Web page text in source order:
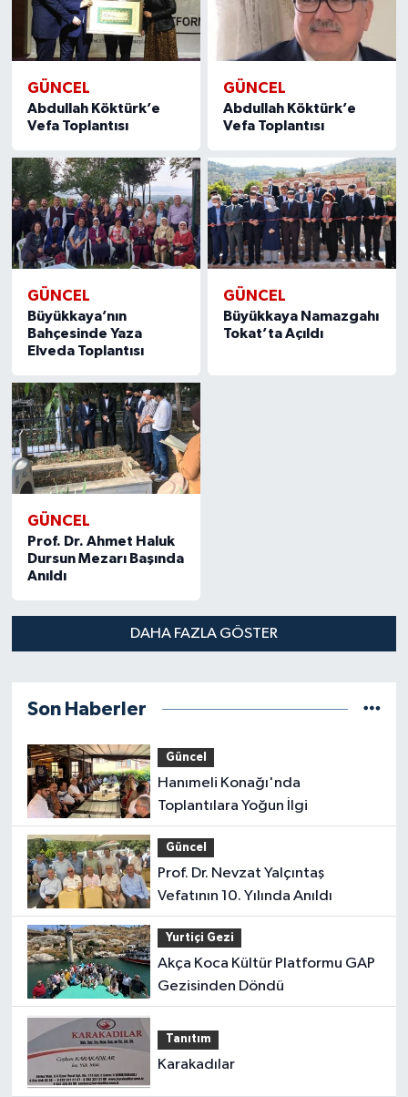
GÜNCEL
Abdullah Köktürk’e
Vefa Toplantısı
GÜNCEL
Abdullah Köktürk’e
Vefa Toplantısı
GÜNCEL
Büyükkaya’nın
Bahçesinde Yaza
Elveda Toplantısı
GÜNCEL
Büyükkaya Namazgahı
Tokat’ta Açıldı
GÜNCEL
Prof. Dr. Ahmet Haluk
Dursun Mezarı Başında
Anıldı
DAHA FAZLA GÖSTER
Son Haberler
Güncel
Hanımeli Konağı'nda
Toplantılara Yoğun İlgi
Güncel
Prof. Dr. Nevzat Yalçıntaş
Vefatının 10. Yılında Anıldı
Yurtiçi Gezi
Akça Koca Kültür Platformu GAP
Gezisinden Döndü
Tanıtım
Karakadılar